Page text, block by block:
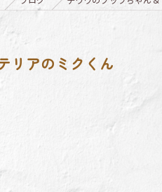
リアのミクくん